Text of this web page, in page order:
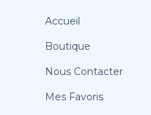
Accueil
Boutique
Nous Contacter
Mes Favoris